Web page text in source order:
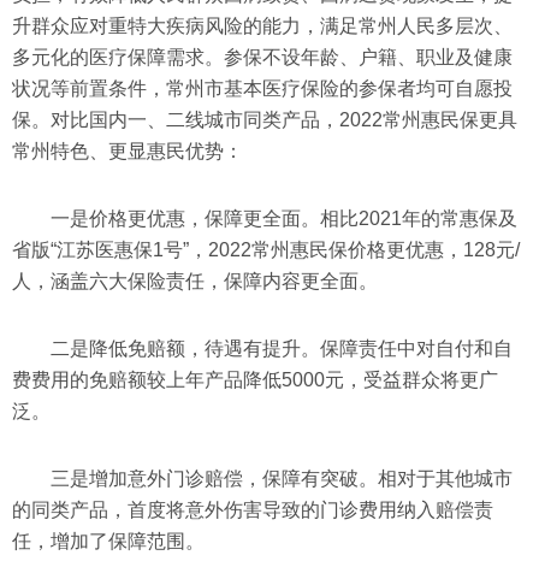
升群众应对重特大疾病风险的能力，满足常州人民多层次、
多元化的医疗保障需求。参保不设年龄、户籍、职业及健康
状况等前置条件，常州市基本医疗保险的参保者均可自愿投
保。对比国内一、二线城市同类产品，2022常州惠民保更具
常州特色、更显惠民优势：
一是价格更优惠，保障更全面。相比2021年的常惠保及
省版“江苏医惠保1号”，2022常州惠民保价格更优惠，128元/
人，涵盖六大保险责任，保障内容更全面。
二是降低免赔额，待遇有提升。保障责任中对自付和自
费费用的免赔额较上年产品降低5000元，受益群众将更广
泛。
三是增加意外门诊赔偿，保障有突破。相对于其他城市
的同类产品，首度将意外伤害导致的门诊费用纳入赔偿责
任，增加了保障范围。